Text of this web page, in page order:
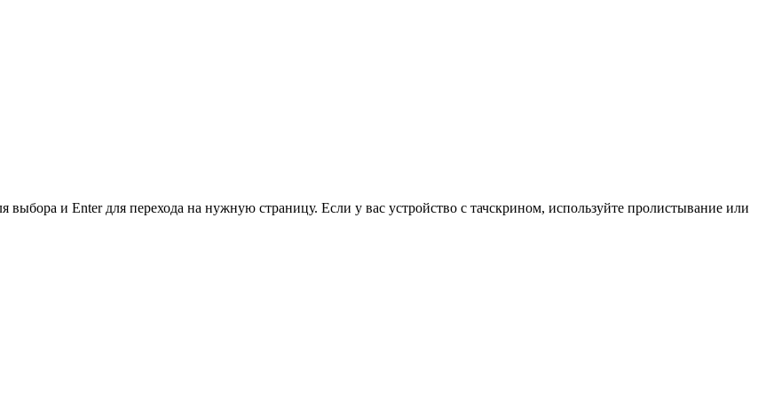
выбора и Enter для перехода на нужную страницу. Если у вас устройство с тачскрином, используйте пролистывание или